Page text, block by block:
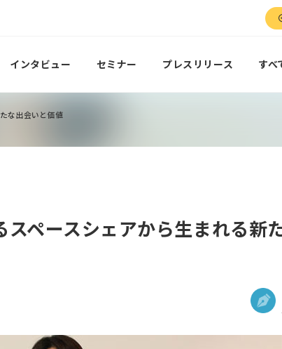
インタビュー セミナー プレスリリース すべ
な出会いと価値
ペースシェアから生まれる新